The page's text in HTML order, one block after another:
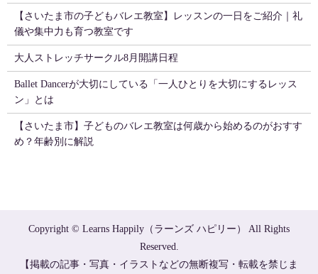
【さいたま市の子どもバレエ教室】レッスンの一日をご紹介｜礼
儀や集中力も育つ教室です
大人ストレッチサークル8月開講日程
Ballet Dancerが大切にしている「一人ひとりを大切にするレッス
ン」とは
【さいたま市】子どものバレエ教室は何歳から始めるのがおすす
め？年齢別に解説
Copyright © Learns Happily（ラーンズ ハピリー） All Rights
Reserved.
【掲載の記事・写真・イラストなどの無断複写・転載を禁じま